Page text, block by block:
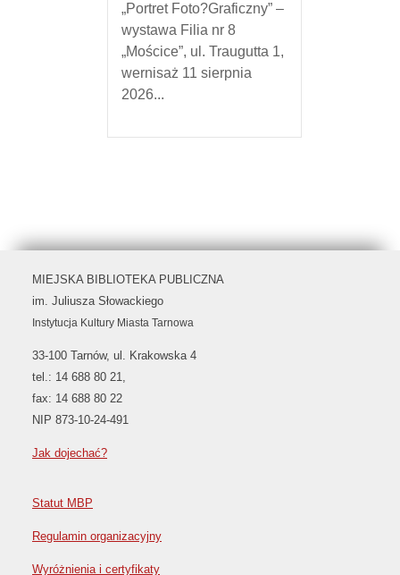
„Portret Foto?Graficzny” –
wystawa Filia nr 8
„Mościce”, ul. Traugutta 1,
wernisaż 11 sierpnia
2026...
MIEJSKA BIBLIOTEKA PUBLICZNA
im. Juliusza Słowackiego
Instytucja Kultury Miasta Tarnowa
33-100 Tarnów, ul. Krakowska 4
tel.: 14 688 80 21,
fax: 14 688 80 22
NIP 873-10-24-491
Jak dojechać?
Statut MBP
Regulamin organizacyjny
Wyróżnienia i certyfikaty